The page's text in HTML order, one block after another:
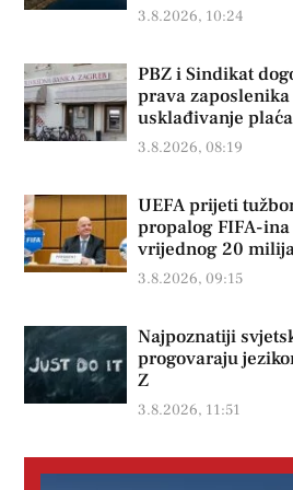
3.8.2026, 10:24
PBZ i Sindikat
prava
usklađivanje plaća
3.8.2026, 08:19
UEFA prijeti
propalog FIFA-
vrijednog 20
3.8.2026, 09:15
Najpoznatiji
progovaraju
Z
3.8.2026, 11:51